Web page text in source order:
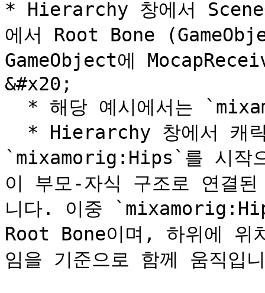
* Hierarchy 창에서 Scene
에서 Root Bone
GameObject에
&#x20;
`mixamorig:Hips`를 시작
이 부모-자식 구조로 연결
니다. 이중
Root Bone이며, 하위에 위
임을 기준으로 함께 움직입